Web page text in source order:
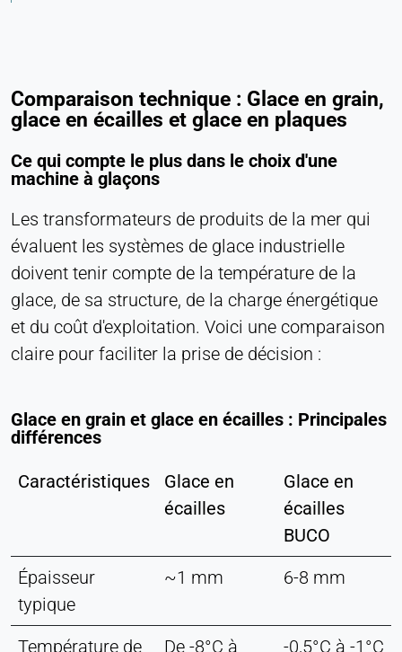
Comparaison technique : Glace en grain,
glace en écailles et glace en plaques
Ce qui compte le plus dans le choix d'une
machine à glaçons
Les transformateurs de produits de la mer qui
évaluent les systèmes de glace industrielle
doivent tenir compte de la température de la
glace, de sa structure, de la charge énergétique
et du coût d'exploitation. Voici une comparaison
claire pour faciliter la prise de décision :
Glace en grain et glace en écailles : Principales
différences
Caractéristiques
Glace en
écailles
Glace en
écailles
BUCO
Épaisseur
typique
~1 mm 6-8 mm
Température de
De -8°C à
-0,5°C à -1°C
Vimeo
Name:
vuid, player
Provider:
Vimeo, Inc.
Purpose:
Contenu vidéo intégré
Cookie duration: